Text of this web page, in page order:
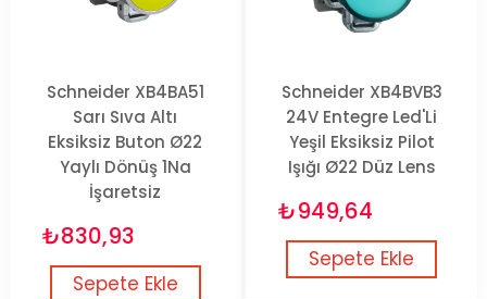
Schneider XB4BA51
Sarı Sıva Altı
Eksiksiz Buton Ø22
Yaylı Dönüş 1Na
İşaretsiz
₺830,93
Sepete Ekle
Schneider XB4BVB3
24V Entegre Led'Li
Yeşil Eksiksiz Pilot
Işığı Ø22 Düz Lens
₺949,64
Sepete Ekle